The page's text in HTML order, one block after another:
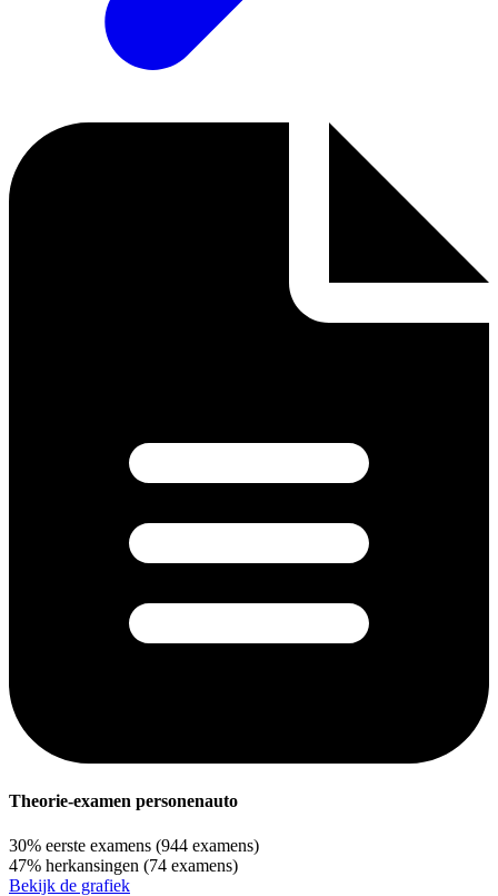
Theorie-examen personenauto
30% eerste examens (944 examens)
47% herkansingen (74 examens)
Bekijk de grafiek